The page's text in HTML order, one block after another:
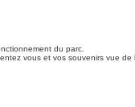
du parc.
vous et vos souvenirs vue de